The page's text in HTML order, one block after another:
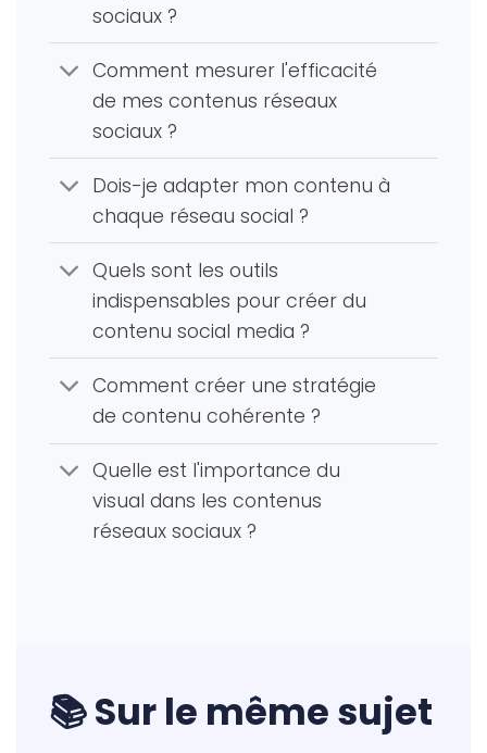
sociaux ?
Comment mesurer l'efficacité
de mes contenus réseaux
sociaux ?
Dois-je adapter mon contenu à
chaque réseau social ?
Quels sont les outils
indispensables pour créer du
contenu social media ?
Comment créer une stratégie
de contenu cohérente ?
Quelle est l'importance du
visual dans les contenus
réseaux sociaux ?
📚 Sur le même sujet